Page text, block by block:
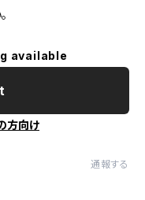
available
方向け
通報する